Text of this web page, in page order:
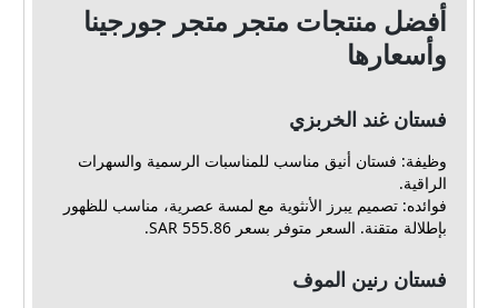
أفضل منتجات متجر متجر جورجينا
وأسعارها
فستان غند الخربزي
وظيفة: فستان أنيق مناسب للمناسبات الرسمية والسهرات
الراقية.
فوائده: تصميم يبرز الأنثوية مع لمسة عصرية، مناسب للظهور
بإطلالة متقنة. السعر متوفر بسعر 555.86 SAR.
فستان رنين الموف